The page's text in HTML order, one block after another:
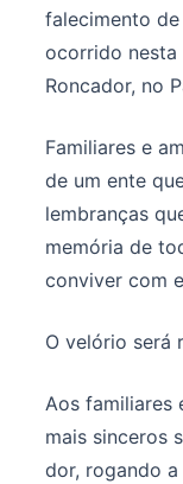
falecimento de
ocorrido nesta
Roncador, no
Familiares e
de um ente
lembranças
memória de
conviver com
O velório será
Aos familiares
mais sinceros
dor, rogando